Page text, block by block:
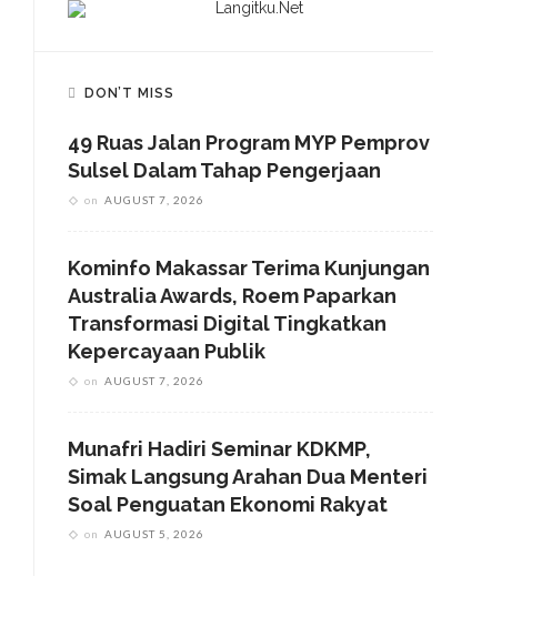
DON’T MISS
49 Ruas Jalan Program MYP Pemprov
Sulsel Dalam Tahap Pengerjaan
on AUGUST 7, 2026
Kominfo Makassar Terima Kunjungan
Australia Awards, Roem Paparkan
Transformasi Digital Tingkatkan
Kepercayaan Publik
on AUGUST 7, 2026
Munafri Hadiri Seminar KDKMP,
Simak Langsung Arahan Dua Menteri
Soal Penguatan Ekonomi Rakyat
on AUGUST 5, 2026